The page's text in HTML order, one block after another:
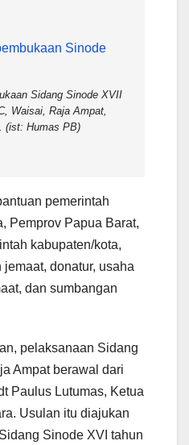
Sidang Sinode XVII
Waisai, Raja Ampat,
(ist: Humas PB)
pemerintah
Pemprov Papua Barat,
kabupaten/kota,
donatur, usaha
dan sumbangan
pelaksanaan Sidang
Ampat berawal dari
Paulus Lutumas, Ketua
Usulan itu diajukan
Sinode XVI tahun